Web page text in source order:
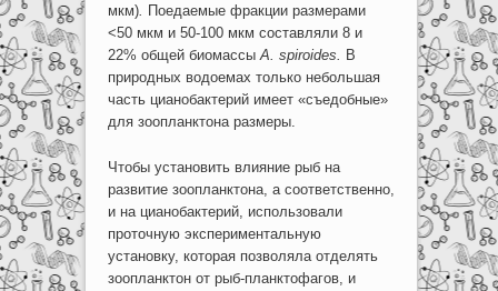
мкм).
Поедаемые фракции размерами
<50 мкм и 50-100 мкм составляли 8 и
22% общей биомассы A spiroides
В
природных водоемах только небольшая
часть цианобактерий имеет «съедобные»
для зоопланктона размеры.
Чтобы установить влияние рыб на
развитие зоопланктона, а соответственно,
и на цианобактерий, использовали
проточную экспериментальную
установку, которая позволяла отделять
зоопланктон от рыб-планктофагов, и